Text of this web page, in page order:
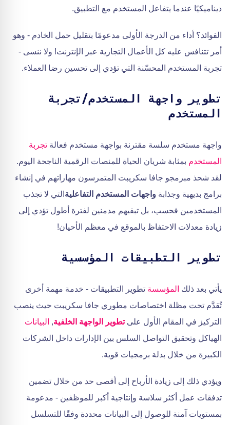
ديناميكيًا عندما يتفاعل المستخدم مع التطبيق.
الفوائد؟ أداء من الدرجة الأولى مدعومًا بتقليل حمل الخادم - وهو
أمر تتنافس عليه كل الأعمال التجارية عبر الإنترنت! ولا ننسى -
تجربة المستخدم المحسّنة التي تؤدي إلى تحسين رضا العملاء.
تطوير واجهة المستخدم/تجربة
المستخدم
واجهة مستخدم سلسة مقترنة بواجهة مستخدم فعالة تجربة
المستخدم بمثابة شريان الحياة للمنصات الرقمية الناجحة اليوم.
لقد شحذ مبرمجو جافا سكريبت المتمرسون مهاراتهم في إنشاء
برامج بديهية وجذابة واجهات المستخدم التفاعلية التي لا تجذب
المستخدمين فحسب، بل تبقيهم مدمنين لفترة أطول تؤدي إلى
زيادة معدلات الاحتفاظ بالموقع في معظم الأحيان!
تطوير التطبيقات المؤسسية
يأتي بعد ذلك المؤسسة تطوير التطبيقات - خدمة مهمة أخرى
تُقدَّم تحت مظلة اختصاصات مطوري جافا سكريبت حيث ينصب
التركيز في المقام الأول علىتطوير الواجهة الخلفية, البيانات
الهياكل وتحقيق التواصل السلس بين الإدارات داخل الشركات
الكبيرة من خلال بدلة برمجيات قوية.
ويؤدي ذلك إلى زيادة الأرباح إلى أقصى حد من خلال تضمين
تدفقات عمل أكثر سلاسة وإنتاجية أكبر للموظفين - مدعومة
بمستويات آمنة للوصول إلى البيانات محددة وفقًا للتسلسل